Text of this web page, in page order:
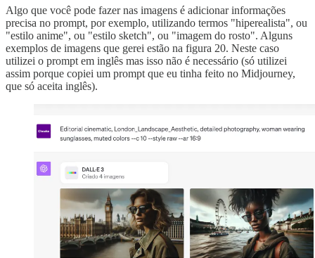
Algo que você pode fazer nas imagens é adicionar informações
precisa no prompt, por exemplo, utilizando termos "hiperealista", ou
"estilo anime", ou "estilo sketch", ou "imagem do rosto". Alguns
exemplos de imagens que gerei estão na figura 20. Neste caso
utilizei o prompt em inglês mas isso não é necessário (só utilizei
assim porque copiei um prompt que eu tinha feito no Midjourney,
que só aceita inglês).